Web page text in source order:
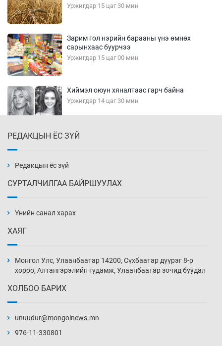
Уржигдар 15 цаг 30 мин
Зарим гол нэрийн барааны үнэ өмнөх
сарынхаас буурчээ
Уржигдар 15 цаг 00 мин
Хиймэл оюун хяналтаас гарч байна
Уржигдар 14 цаг 30 мин
Уржигдар 14 цаг 00 мин
нэмэгджээ
Уржигдар 13 цаг 30 мин
Уржигдар 13 цаг 00 мин
РЕДАКЦЫН ЁС ЗҮЙ
Редакцын ёс зүй
СУРТАЛЧИЛГАА БАЙРШУУЛАХ
Үнийн санал харах
ХАЯГ
Монгол Улс, Улаанбаатар 14200, Сүхбаатар дүүрэг 8-р
хороо, Алтангэрэлийн гудамж, Улаанбаатар зочид буудал
ХОЛБОО БАРИХ
unuudur@mongolnews.mn
976-11-330801